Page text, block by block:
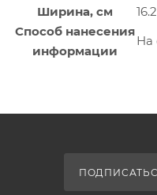
Ширина, см
16.2
Способ нанесения
информации
На